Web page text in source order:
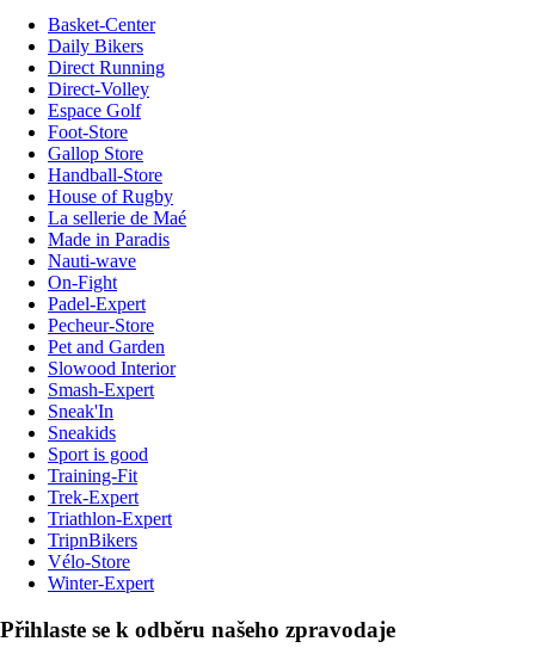
Basket-Center
Daily Bikers
Direct Running
Direct-Volley
Espace Golf
Foot-Store
Gallop Store
Handball-Store
House of Rugby
La sellerie de Maé
Made in Paradis
Nauti-wave
On-Fight
Padel-Expert
Pecheur-Store
Pet and Garden
Slowood Interior
Smash-Expert
Sneak'In
Sneakids
Sport is good
Training-Fit
Trek-Expert
Triathlon-Expert
TripnBikers
Vélo-Store
Winter-Expert
Přihlaste se k odběru našeho zpravodaje